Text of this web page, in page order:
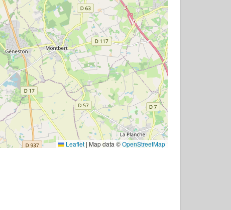
Leaflet | Map data ©OpenStreetMap